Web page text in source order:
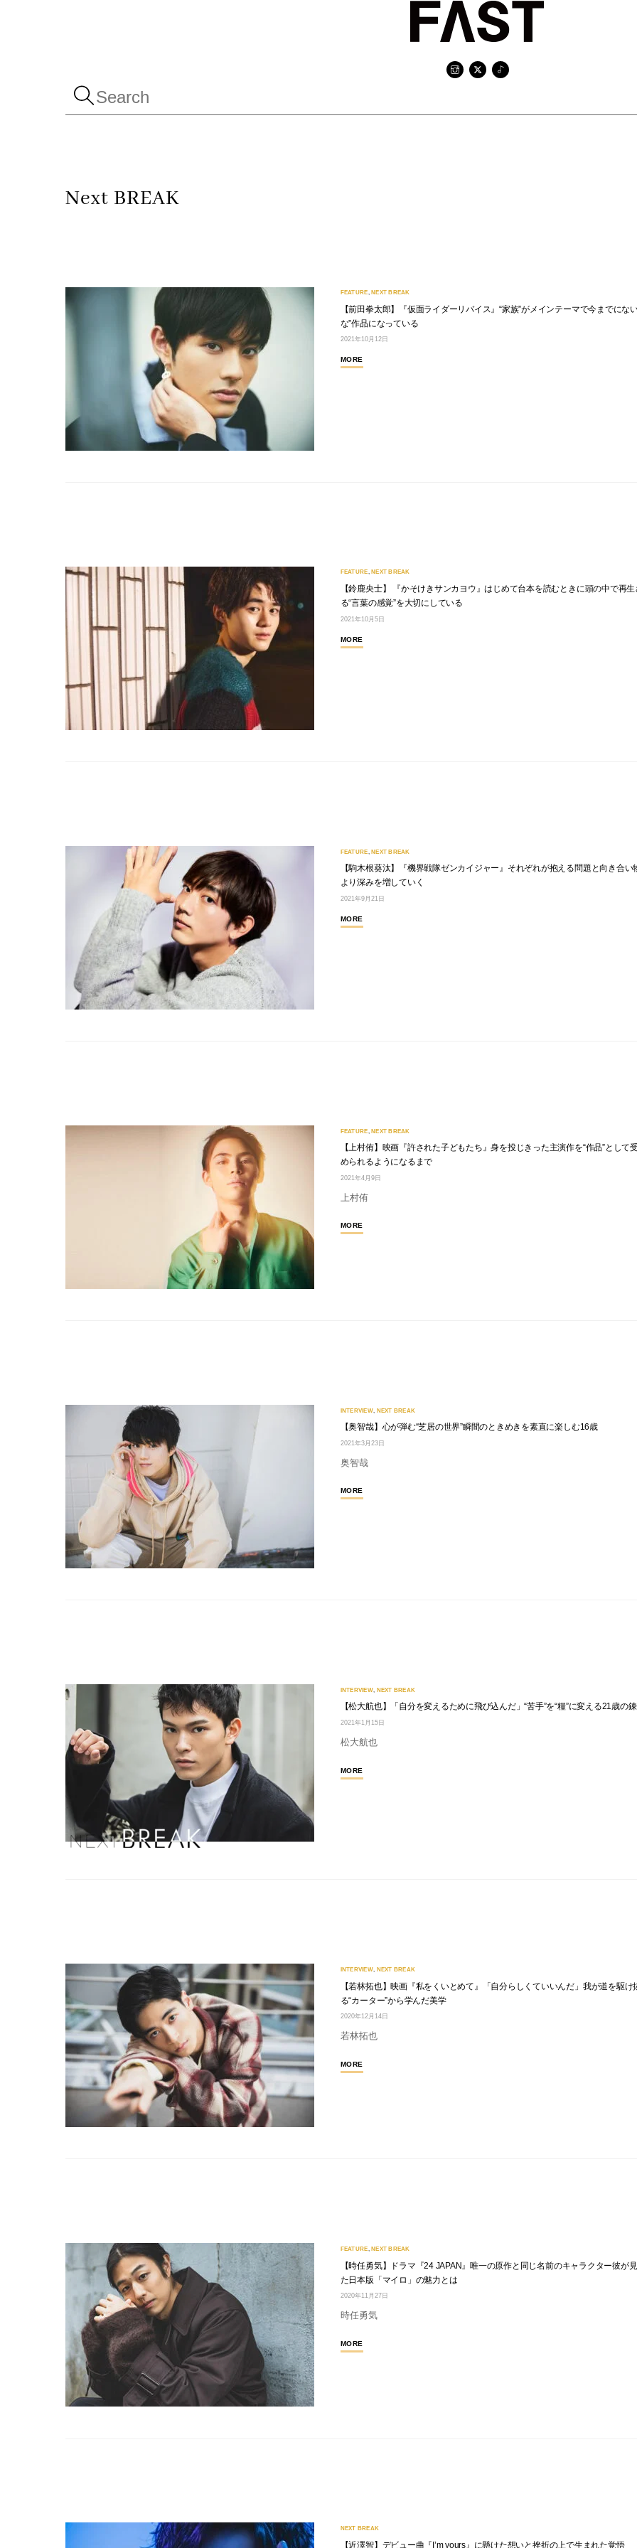
Next BREAK
FEATURE, NEXT BREAK
【前田拳太郎】『仮面ライダーリバイス』“家族”がメインテーマで今までにな
な”作品になっている
2021年10月12日
MORE
FEATURE, NEXT BREAK
【鈴鹿央士】 『かそけきサンカヨウ』はじめて台本を読むときに頭の中で再生
る“言葉の感覚”を大切にしている
2021年10月5日
MORE
FEATURE NEXT BREAK
【駒木根葵汰】『機界戦隊ゼンカイジャー』それぞれが抱える問題と向き合い
より深みを増していく
2021年9月21日
MORE
FEATURE NEXT BREAK
【上村侑】映画『許された子どもたち』身を投じきった主演作を“作品”として
められるようになるまで
2021年4月9日
上村侑
MORE
INTERVIEW NEXT BREAK
【奥智哉】心が弾む“芝居の世界”瞬間のときめきを素直に楽しむ16歳
2021年3月23日
奥智哉
MORE
INTERVIEW NEXT BREAK
【松大航也】「自分を変えるために飛び込んだ」“苦手”を“糧”に変える21歳の
2021年1月15日
松大航也
MORE
INTERVIEW NEXT BREAK
【若林拓也】映画『私をくいとめて』「自分らしくていいんだ」我が道を駆け
る“カーター”から学んだ美学
2020年12月14日
若林拓也
MORE
FEATURE, NEXT BREAK
【時任勇気】ドラマ『24 JAPAN』唯一の原作と同じ名前のキャラクター彼が
た日本版「マイロ」の魅力とは
2020年11月27日
時任勇気
MORE
NEXT BREAK
【近澤智】デビュー曲『I’m yours』に懸けた想いと挫折の上で生まれた覚悟